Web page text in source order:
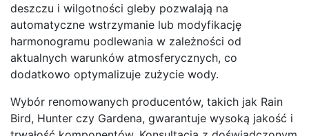
deszczu i wilgotności gleby pozwalają na
automatyczne wstrzymanie lub modyfikację
harmonogramu podlewania w zależności od
aktualnych warunków atmosferycznych, co
dodatkowo optymalizuje zużycie wody.
Wybór renomowanych producentów, takich jak Rain
Bird, Hunter czy Gardena, gwarantuje wysoką jakość i